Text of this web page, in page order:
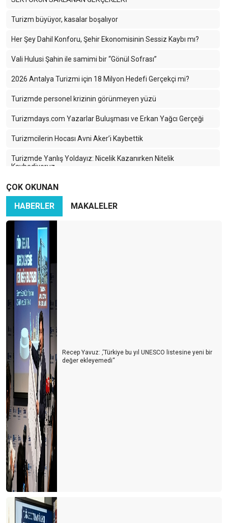
Turizm büyüyor, kasalar boşalıyor
Her Şey Dahil Konforu, Şehir Ekonomisinin Sessiz Kaybı mı?
Vali Hulusi Şahin ile samimi bir “Gönül Sofrası”
2026 Antalya Turizmi için 18 Milyon Hedefi Gerçekçi mi?
Turizmde personel krizinin görünmeyen yüzü
Turizmdays.com Yazarlar Buluşması ve Erkan Yağcı Gerçeği
Turizmcilerin Hocası Avni Aker’i Kaybettik
Turizmde Yanlış Yoldayız: Nicelik Kazanırken Nitelik
Kaybediyoruz
Türkiye Turizminde 2025: Ayağımıza Kurşun Sıkıyoruz
Karadeniz’in Sessiz Güzelliği: Turizmin Yükselen Yıldızı Ama
Hangi Bedelle?
İran-İsrail Savaşı Turizmi Vurdu: Türk Turizmi Tehlikede mi?
Azerbaycan Turizme Göz Kırpıyor
Türkiye’nin En Büyük Rakibi: Yine Türkiye
Turizmcinin Bitmeyen Çilesi: Bir Kriz Biter, Yenisi Başlar!
Turizm Sektörü Nereye Gidiyor?
Turizmci İkilem içinde
2024 Yılı Turizm Değerlendirmesi ve 2025 Beklentileri
Antalya Turizm Fuarı: Türk Turizminin Yükselen Değeri
Turizmde Dostane Buluşmaların Gücü: Turizmdays.com 7.
Yazarlar Buluşması
Türkiye’nin Altın Yumurtlayan Tavuğunu Koruma Zamanı
Antalya'da Turizmdeki Sıkıntılar ve Çözüm Önerileri
Antalya’nın Hava Trafiği ve Yol Sorunları: Acil Çözüm Bekleyen
Kriz
Turizm Türkiye'nin Yükselen Değeri: Fiyatlar Artarken Talep Niye
Hala Yüksek?
Afrika Turizm Forumu’nun ardından
ÇOK OKUNAN
HABERLER
MAKALELER
Recep Yavuz: ‚‘Türkiye bu yıl UNESCO listesine yeni bir
değer ekleyemedi‘‘